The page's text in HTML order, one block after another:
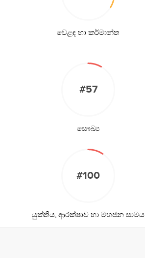
වෙළඳ හා කර්මාන්ත
#57
සෞඛ්‍ය
#100
යුක්තිය, ආරක්ෂාව හා මහජන සාමය